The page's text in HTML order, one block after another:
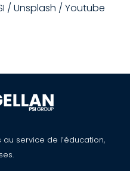
/ Unsplash / Youtube
service de l’éducation,